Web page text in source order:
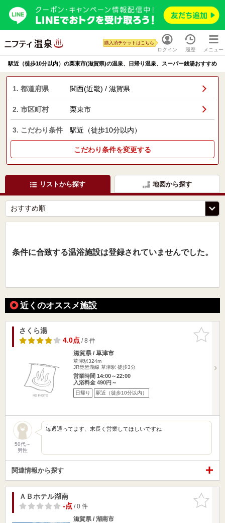
ログイン
購入済チケットはこちら
履歴 メニュー
駅近（徒歩10分以内）の栗東市(滋賀県)の温泉、日帰り温泉、スーパー銭湯おすすめ
1. 都道府県 関西(近畿) / 滋賀県
2. 市区町村 栗東市
3. こだわり条件 駅近（徒歩10分以内）
こだわり条件を変更する
リストから探す 地図から探す
条件に合致する温浴施設は登録されていませんでした。
近くのオススメ施設
お気に入
りに追加
さくら湯
4.0点/ 8 件
滋賀県 / 草津市
草津駅324m
JR琵琶湖線 草津駅 徒歩3分
営業時間 14:00～22:00
入浴料金 490円～
日帰り 駅近（徒歩10分以内）
50代～
男性
毎週通ってます、末長く営業してほしいですね
関連情報から探す
お気に入
りに追加
ＡＢホテル湖南
-点/ 0 件
滋賀県 / 湖南市